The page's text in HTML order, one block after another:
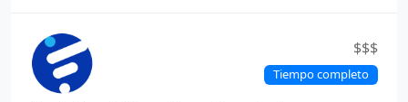
$$$
Tiempo completo